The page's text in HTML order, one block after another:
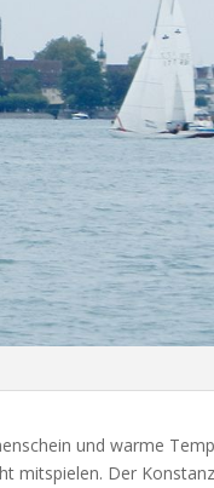
und warme
mitspielen. Der